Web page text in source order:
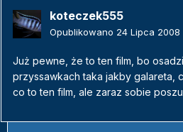
koteczek555
Opublikowano 24 Lipca 2008
Już pewne, że to ten film, bo
przyssawkach taka jakby galareta,
co to ten film, ale zaraz sobie